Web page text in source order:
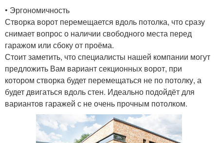
• Эргономичность
Створка ворот перемещается вдоль потолка, что сразу
снимает вопрос о наличии свободного места перед
гаражом или сбоку от проёма.
Стоит заметить, что специалисты нашей компании могут
предложить Вам вариант секционных ворот, при
котором створка будет перемещаться не по потолку, а
будет двигаться вдоль стен. Идеально подойдёт для
вариантов гаражей с не очень прочным потолком.